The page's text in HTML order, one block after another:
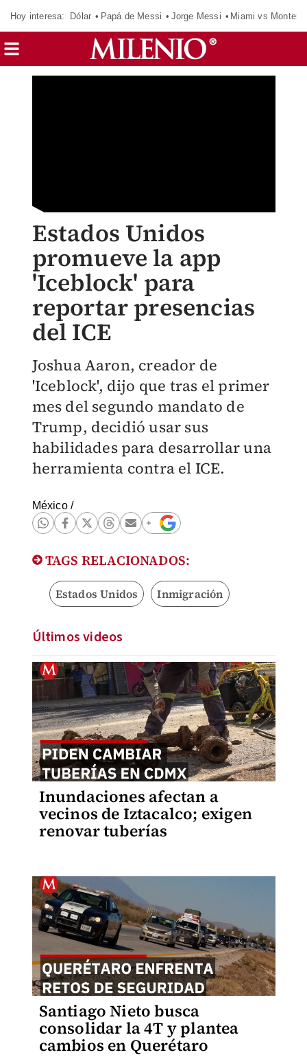
Hoy interesa: Dólar Papá de Messi Jorge Messi Miami vs
Estados Unidos
promueve la app
'Iceblock' para
reportar presencias
del ICE
Joshua Aaron, creador de
'Iceblock', dijo que tras el primer
mes del segundo mandato de
Trump, decidió usar sus
habilidades para desarrollar una
herramienta contra el ICE.
México/
TAGS RELACIONADOS:
Estados Unidos Inmigración
Últimos videos
Inundaciones afectan a
vecinos de Iztacalco; exigen
renovar tuberías
Santiago Nieto busca
consolidar la 4T y plantea
cambios en Querétaro